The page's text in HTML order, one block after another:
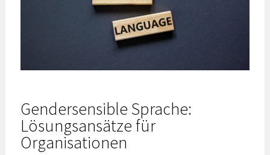
Gendersensible Sprache:
Lösungsansätze für
Organisationen